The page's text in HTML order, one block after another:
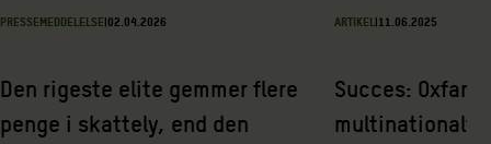
PRESSEMEDDELELSE|02.04.2026
Den rigeste elite gemmer flere
penge i skattely, end den
ARTIKEL|11.06.2025
Succes: Oxfam
multinationalt